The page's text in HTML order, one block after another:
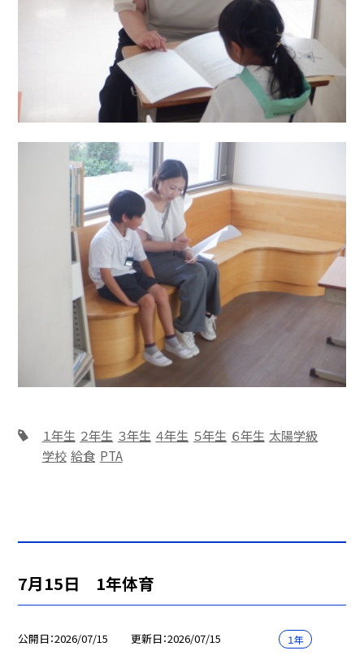
１年生 ２年生 ３年生 ４年生 ５年生 ６年生 太陽学級
学校 給食 PTA
7月15日 1年体育
公開日 2026/07/15 更新日 2026/07/15 １年